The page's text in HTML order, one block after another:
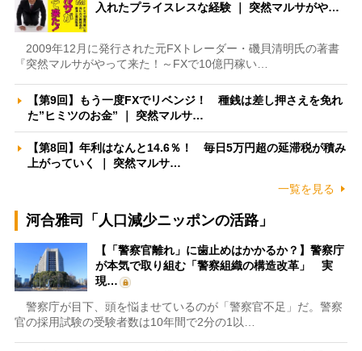
入れたプライスレスな経験 ｜ 突然マルサがや…
2009年12月に発行された元FXトレーダー・磯貝清明氏の著書
『突然マルサがやって来た！～FXで10億円稼い…
【第9回】もう一度FXでリベンジ！ 種銭は差し押さえを免れ
た”ヒミツのお金” ｜ 突然マルサ…
【第8回】年利はなんと14.6％！ 毎日5万円超の延滞税が積み
上がっていく ｜ 突然マルサ…
一覧を見る
河合雅司「人口減少ニッポンの活路」
【「警察官離れ」に歯止めはかかるか？】警察庁
が本気で取り組む「警察組織の構造改革」 実
現…
警察庁が目下、頭を悩ませているのが「警察官不足」だ。警察
官の採用試験の受験者数は10年間で2分の1以…